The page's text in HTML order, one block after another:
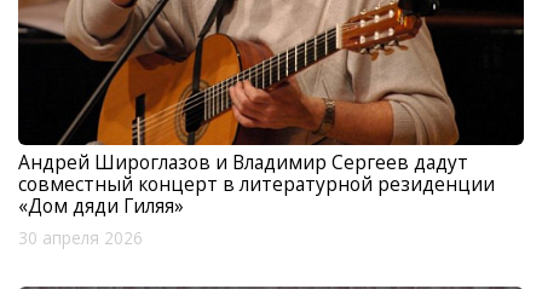
Андрей Широглазов и Владимир Сергеев дадут
совместный концерт в литературной резиденции
«Дом дяди Гиляя»
30 апреля 2026